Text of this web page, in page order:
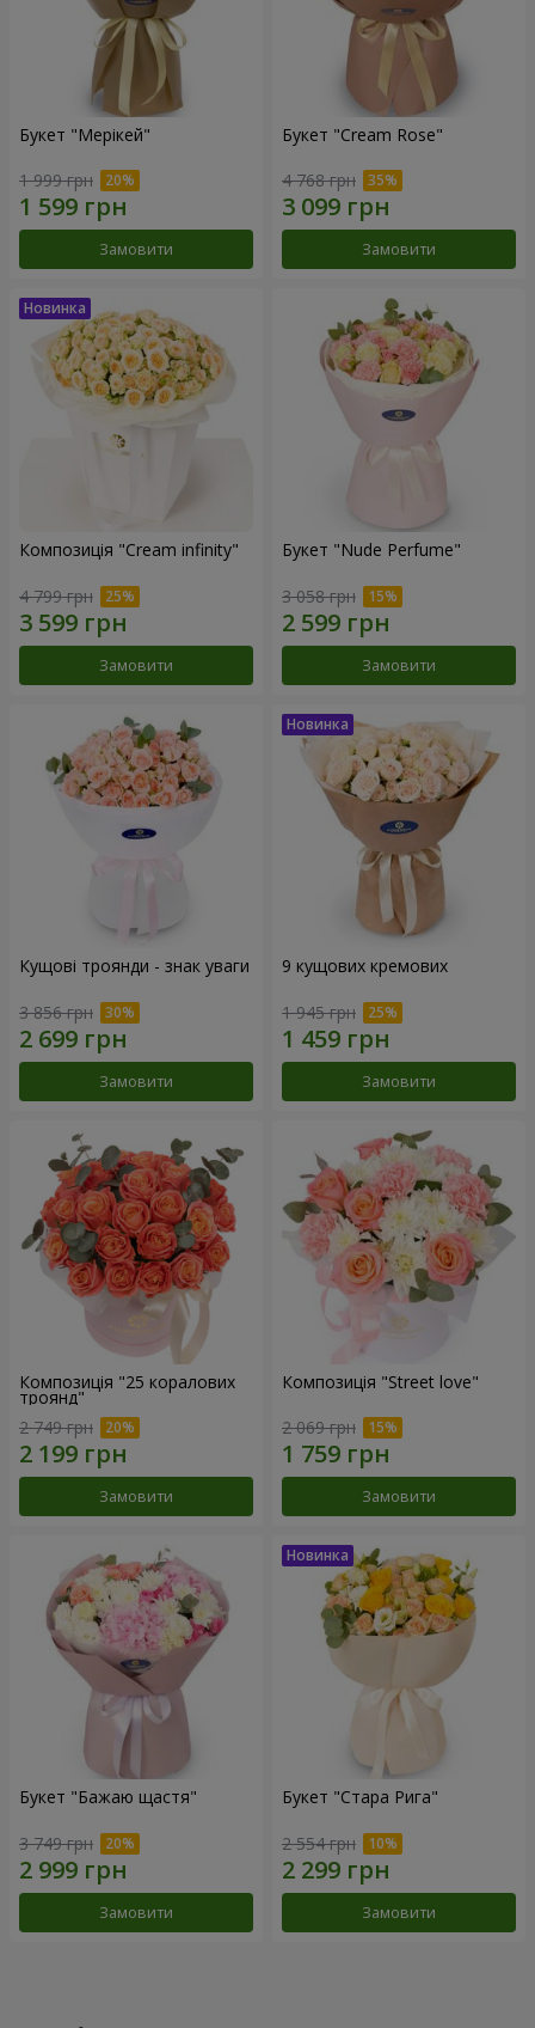
Букет "Мерікей"
1 999 грн
Замовити
Букет "Cream Rose"
4 768 грн
Замовити
Композиція "Cream infinity"
4 799 грн
Замовити
Букет "Nude Perfume"
3 058 грн
Замовити
Кущові троянди - знак уваги
3 856 грн
Замовити
9 кущових кремових
1 945 грн
Замовити
Композиція "25 коралових
троянд"
2 749 грн
Замовити
Композиція "Street love"
2 069 грн
Замовити
Букет "Бажаю щастя"
3 749 грн
Замовити
Букет "Стара Рига"
2 554 грн
Замовити